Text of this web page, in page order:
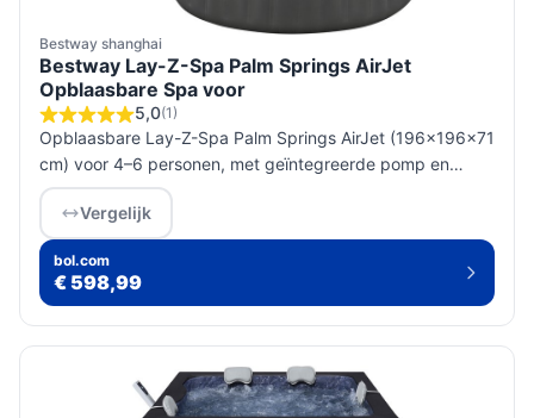
Bestway shanghai
Bestway Lay-Z-Spa Palm Springs AirJet
Opblaasbare Spa voor
5,0(1)
Opblaasbare Lay-Z-Spa Palm Springs AirJet (196×196×71
cm) voor 4–6 personen, met geïntegreerde pomp en
netstroomaansluiting. Controleer ruimte, geaard
stopcontact en gevulde draagk...
Vergelijk
bol.com
€ 598,99